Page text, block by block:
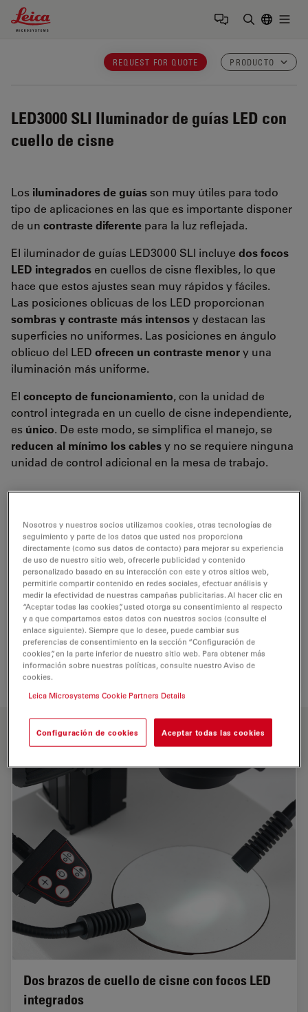
Leica Microsystems Logo
REQUEST FOR QUOTE PRODUCTO
LED3000 SLI Iluminador de guías LED con
cuello de cisne
Los iluminadores de guías son muy útiles para todo
tipo de aplicaciones en las que es importante disponer
de un contraste diferente para la luz reflejada.
El iluminador de guías LED3000 SLI incluye dos focos
LED integrados en cuellos de cisne flexibles, lo que
hace que estos ajustes sean muy rápidos y fáciles.
Las posiciones oblicuas de los LED proporcionan
sombras y contraste más intensosy destacan las
superficies no uniformes. Las posiciones en ángulo
oblicuo del LED ofrecen un contraste menory una
iluminación más uniforme.
El concepto de funcionamiento, con la unidad de
control integrada en un cuello de cisne independiente,
es único. De este modo, se simplifica el manejo, se
reducen al mínimo los cablesy no se requiere ninguna
unidad de control adicional en la mesa de trabajo.
CARACTERÍSTICAS PRINCIPALES
Dos brazos de cuello de cisne con focos LED
integrados
Nosotros y nuestros socios utilizamos cookies, otras tecnologías de
seguimiento y parte de los datos que usted nos proporciona
directamente (como sus datos de contacto) para mejorar su experiencia
de uso de nuestro sitio web, ofrecerle publicidad y contenido
personalizado basado en su interacción con este y otros sitios web,
permitirle compartir contenido en redes sociales, efectuar análisis y
medir la efectividad de nuestras campañas publicitarias. Al hacer clic en
“Aceptar todas las cookies”, usted otorga su consentimiento al respecto
y a que compartamos estos datos con nuestros socios (consulte el
enlace siguiente). Siempre que lo desee, puede cambiar sus
preferencias de consentimiento en la sección “Configuración de
cookies”, en la parte inferior de nuestro sitio web. Para obtener más
información sobre nuestras políticas, consulte nuestro Aviso de
cookies.
Leica Microsystems Cookie Partners Details
Configuración de cookies Aceptar todas las cookies